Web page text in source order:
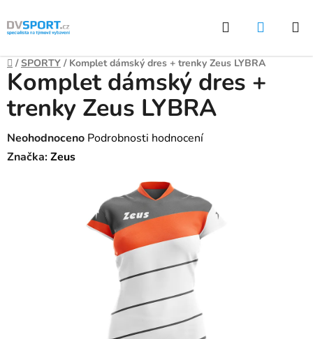
Přejít
na
Hledat
Domů
/ SPORTY / Komplet dámský dres + trenky Zeus LYBRA
Komplet dámský dres +
trenky Zeus LYBRA
Průměrné
hodnocení
Neohodnoceno Podrobnosti hodnocení
Značka:Zeus